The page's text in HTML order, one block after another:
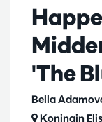
'The
Bella
Koningin